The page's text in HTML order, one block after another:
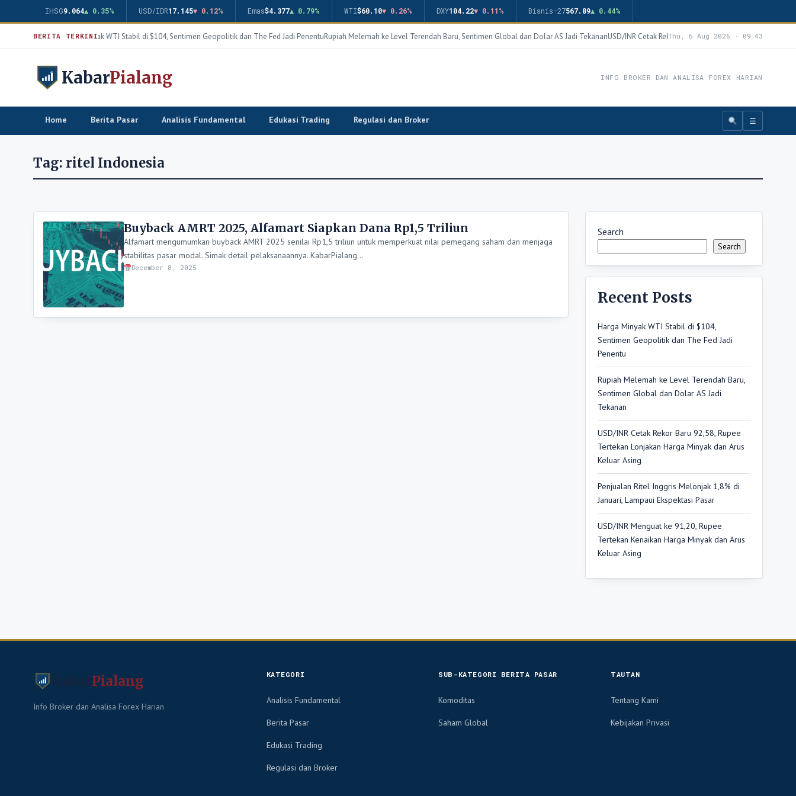
IHSG9.064▲ 0.35% USD/IDR17.145▼ 0.12% Emas$4.377▲ 0.79% WTI$60.10▼ 0.26% DXY104.22▼ 0.11% Bisnis-27567.89▲ 0.44%
BERITA TERKINI
Harga Minyak WTI Stabil di $104, Sentimen Geopolitik dan The Fed Jadi PenentuRupiah Melemah ke Level Terendah Baru, Sentimen Global dan Dolar AS Jadi TekananUSD/INR Cetak Rekor Baru 92,58, Rupee Tertekan
Thu, 6 Aug 2026 · 09:43
KabarPialang INFO BROKER DAN ANALISA FOREX HARIAN
Home Berita Pasar Analisis Fundamental Edukasi Trading Regulasi dan Broker ☰
Tag: ritel Indonesia
Buyback AMRT 2025, Alfamart Siapkan Dana Rp1,5 Triliun
Alfamart mengumumkan buyback AMRT 2025 senilai Rp1,5 triliun untuk memperkuat nilai pemegang saham dan menjaga
stabilitas pasar modal. Simak detail pelaksanaannya. KabarPialang…
December 8, 2025
Search
Search
Recent Posts
Harga Minyak WTI Stabil di $104,
Sentimen Geopolitik dan The Fed Jadi
Penentu
Rupiah Melemah ke Level Terendah Baru,
Sentimen Global dan Dolar AS Jadi
Tekanan
USD/INR Cetak Rekor Baru 92,58, Rupee
Tertekan Lonjakan Harga Minyak dan Arus
Keluar Asing
Penjualan Ritel Inggris Melonjak 1,8% di
Januari, Lampaui Ekspektasi Pasar
USD/INR Menguat ke 91,20, Rupee
Tertekan Kenaikan Harga Minyak dan Arus
Keluar Asing
Pialang
Info Broker dan Analisa Forex Harian
KATEGORI
Analisis Fundamental
Berita Pasar
Edukasi Trading
Regulasi dan Broker
SUB-KATEGORI BERITA PASAR
Komoditas
Saham Global
TAUTAN
Tentang Kami
Kebijakan Privasi